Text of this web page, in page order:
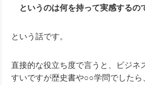
というのは何を持って実感するの
という話です。
直接的な役立ち度で言うと、ビジネ
すいですが歴史書や○○学問でしたら